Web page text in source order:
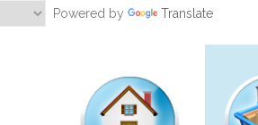
Powered by Translate